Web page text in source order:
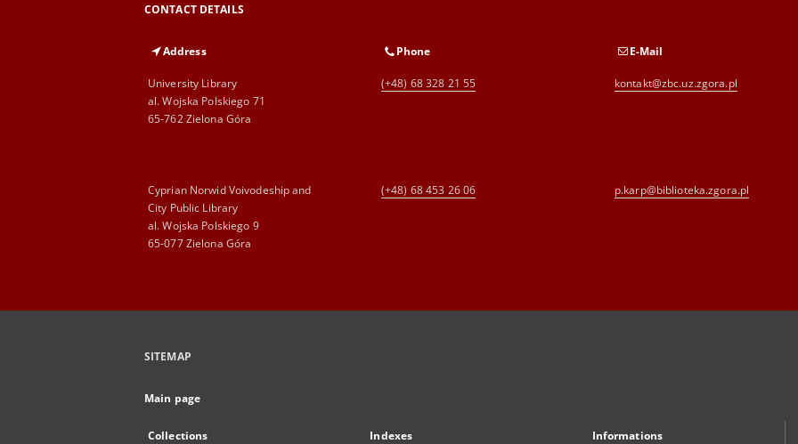
CONTACT DETAILS
Address
University Library
al. Wojska Polskiego 71
65-762 Zielona Góra
Phone
(+48) 68 328 21 55
E-Mail
kontakt@zbc.uz.zgora.pl
Cyprian Norwid Voivodeship and
City Public Library
al. Wojska Polskiego 9
65-077 Zielona Góra
(+48) 68 453 26 06 p.karp@biblioteka.zgora.pl
SITEMAP
Main page
Collections Indexes Informations